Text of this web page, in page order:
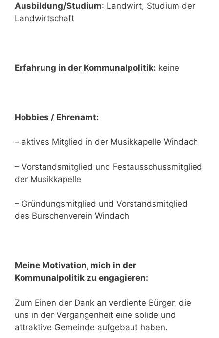
Ausbildung/Studium: Landwirt, Studium der
Landwirtschaft
Erfahrung in der Kommunalpolitik: keine
Hobbies / Ehrenamt:
– aktives Mitglied in der Musikkapelle Windach
– Vorstandsmitglied und Festausschussmitglied
der Musikkapelle
– Gründungsmitglied und Vorstandsmitglied
des Burschenverein Windach
Meine Motivation, mich in der
Kommunalpolitik zu engagieren:
Zum Einen der Dank an verdiente Bürger, die
uns in der Vergangenheit eine solide und
attraktive Gemeinde aufgebaut haben.